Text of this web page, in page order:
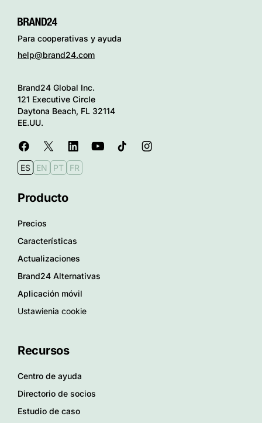
Para cooperativas y ayuda
help@brand24.com
Brand24 Global Inc.
121 Executive Circle
Daytona Beach, FL 32114
EE.UU.
ES EN PT FR
Producto
Precios
Características
Actualizaciones
Brand24 Alternativas
Aplicación móvil
Ustawienia cookie
Recursos
Centro de ayuda
Directorio de socios
Estudio de caso